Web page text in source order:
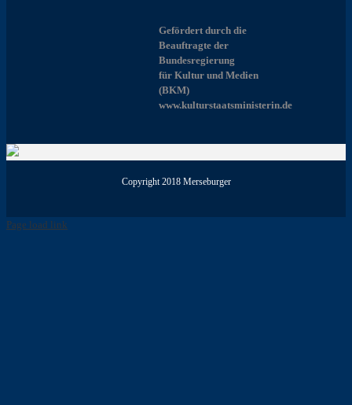
Gefördert durch die
Beauftragte der
Bundesregierung
für Kultur und Medien
(BKM)
www.kulturstaatsministerin.de
Copyright 2018 Merseburger
Page load link